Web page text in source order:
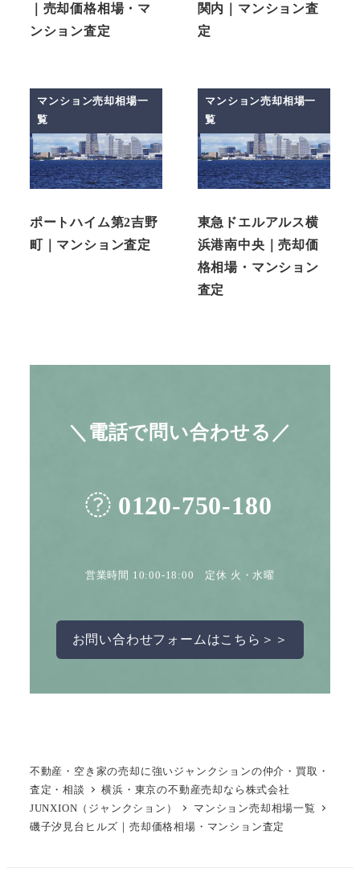
｜売却価格相場・マ
ンション査定
関内｜マンション査
定
マンション売却相場一
覧
ポートハイム第2吉野
町｜マンション査定
マンション売却相場一
覧
東急ドエルアルス横
浜港南中央｜売却価
格相場・マンション
査定
＼電話で問い合わせる／
0120-750-180
営業時間 10:00-18:00 定休 火・水曜
お問い合わせフォームはこちら＞＞
不動産・空き家の売却に強いジャンクションの仲介・買取・
査定・相談
横浜・東京の不動産売却なら株式会社
JUNXION（ジャンクション）
マンション売却相場一覧
磯子汐見台ヒルズ｜売却価格相場・マンション査定